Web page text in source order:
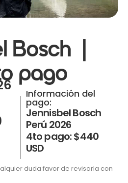
Bosch |
pago
Información del
pago:
Jennisbel Bosch
Perú 2026
4to pago: $440
USD
duda favor de revisarla con